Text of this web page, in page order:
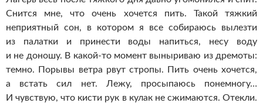
Снится мне, что очень хочется пить. Такой тяжкий
неприятный сон, в котором я все собираюсь вылезти
из палатки и принести воды напиться, несу воду
и не доношу. В какой-то момент выныриваю из дремоты:
темно. Порывы ветра рвут стропы. Пить очень хочется,
а встать сил нет. Лежу, просыпаюсь понемногу…
И чувствую, что кисти рук в кулак не сжимаются. Отекли.